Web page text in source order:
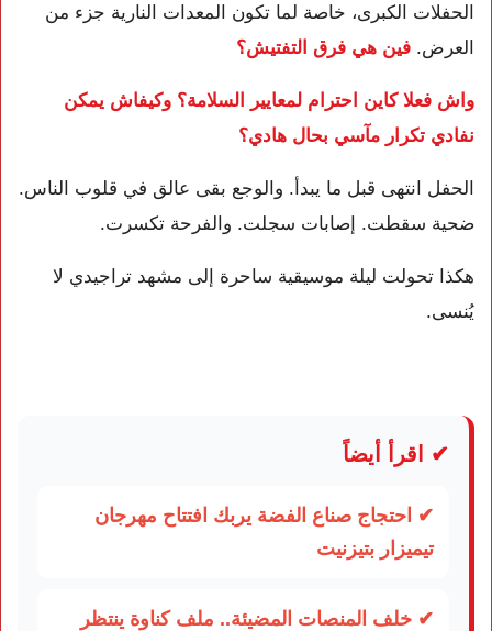
الحفلات الكبرى، خاصة لما تكون المعدات النارية جزء من
العرض. فين هي فرق التفتيش؟
واش فعلا كاين احترام لمعايير السلامة؟ وكيفاش يمكن
نفادي تكرار مآسي بحال هادي؟
الحفل انتهى قبل ما يبدأ. والوجع بقى عالق في قلوب الناس.
ضحية سقطت. إصابات سجلت. والفرحة تكسرت.
هكذا تحولت ليلة موسيقية ساحرة إلى مشهد تراجيدي لا
يُنسى.
✔ اقرأ أيضاً
✔ احتجاج صناع الفضة يربك افتتاح مهرجان
تيميزار بتيزنيت
✔ خلف المنصات المضيئة.. ملف كناوة ينتظر